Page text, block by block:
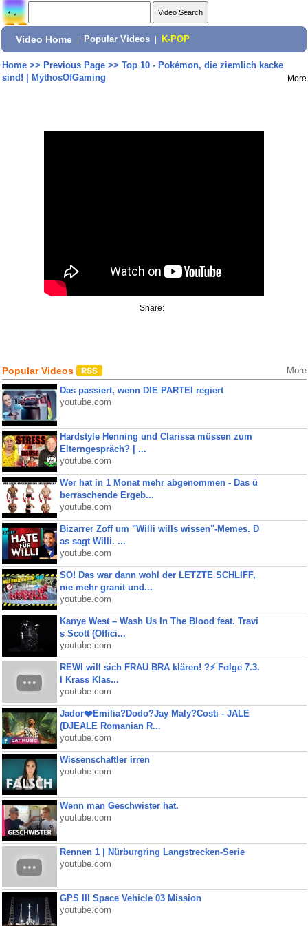
Video Home Popular Videos K-POP
Home>> Previous Page>> Top 10 - Pokémon, die ziemlich kacke
sind! | MythosOfGaming
More
Share:
Popular Videos More
Das passiert, wenn DIE PARTEI regiert
youtube.com
Hardstyle Henning und Clarissa müssen zum
Elterngespräch? | ...
youtube.com
Wer hat in 1 Monat mehr abgenommen - Das ü
berraschende Ergeb...
youtube.com
Bizarrer Zoff um "Willi wills wissen"-Memes. D
as sagt Willi. ...
youtube.com
SO! Das war dann wohl der LETZTE SCHLIFF,
nie mehr granit und...
youtube.com
Kanye West – Wash Us In The Blood feat. Travi
s Scott (Offici...
youtube.com
REWI will sich FRAU BRA klären! ?⚡️ Folge 7.3.
I Krass Klas...
youtube.com
Jador❤️Emilia?Dodo?Jay Maly?Costi - JALE
(DJEALE Romanian R...
youtube.com
Wissenschaftler irren
youtube.com
Wenn man Geschwister hat.
youtube.com
Rennen 1 | Nürburgring Langstrecken-Serie
youtube.com
GPS III Space Vehicle 03 Mission
youtube.com